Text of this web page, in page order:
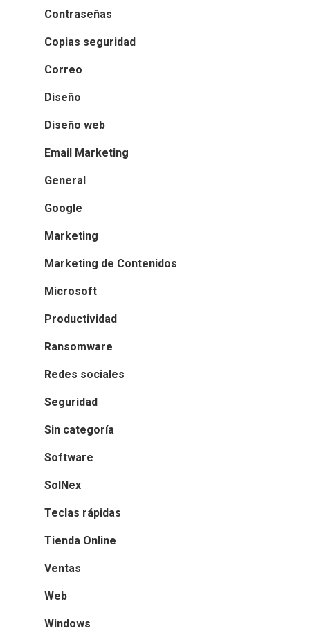
Contraseñas
Copias seguridad
Correo
Diseño
Diseño web
Email Marketing
General
Google
Marketing
Marketing de Contenidos
Microsoft
Productividad
Ransomware
Redes sociales
Seguridad
Sin categoría
Software
SolNex
Teclas rápidas
Tienda Online
Ventas
Web
Windows